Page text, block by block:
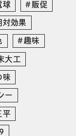
球 販促
対効果
趣味
大工
味
ー
平